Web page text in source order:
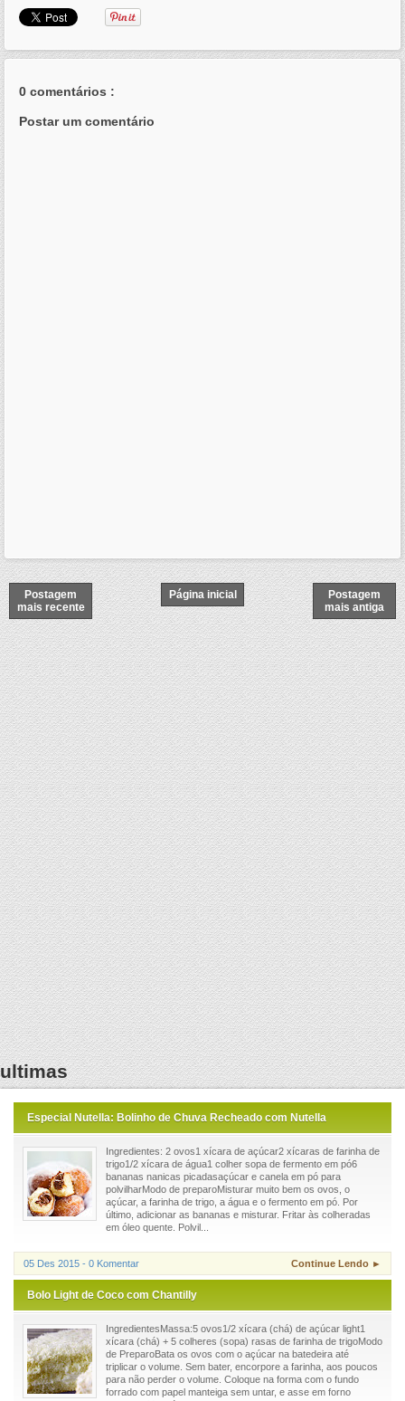
0 comentários :
Postar um comentário
Postagem
mais recente
Postagem
mais antiga
Página inicial
ultimas
Especial Nutella: Bolinho de Chuva Recheado com Nutella
Ingredientes: 2 ovos1 xícara de açúcar2 xícaras de farinha de
trigo1/2 xícara de água1 colher sopa de fermento em pó6
bananas nanicas picadasaçúcar e canela em pó para
polvilharModo de preparoMisturar muito bem os ovos, o
açúcar, a farinha de trigo, a água e o fermento em pó. Por
último, adicionar as bananas e misturar. Fritar às colheradas
em óleo quente. Polvil...
05 Des 2015 - 0 Komentar Continue Lendo ►
Bolo Light de Coco com Chantilly
IngredientesMassa:5 ovos1/2 xícara (chá) de açúcar light1
xícara (chá) + 5 colheres (sopa) rasas de farinha de trigoModo
de PreparoBata os ovos com o açúcar na batedeira até
triplicar o volume. Sem bater, encorpore a farinha, aos poucos
para não perder o volume. Coloque na forma com o fundo
forrado com papel manteiga sem untar, e asse em forno